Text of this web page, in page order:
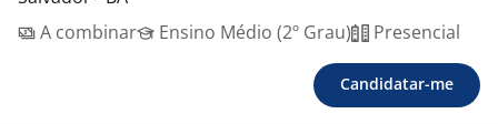
A combinar
Ensino Médio (2º Grau) Presencial
Candidatar-me